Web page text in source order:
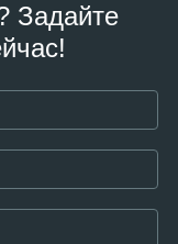
Задайте